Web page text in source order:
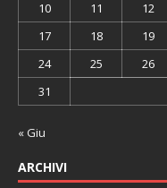
10
11 12
17
18 19
24
25 26
31
« Giu
ARCHIVI